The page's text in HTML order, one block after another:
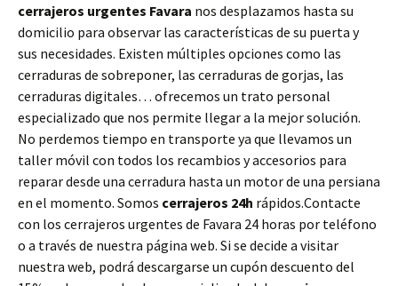
cerrajeros urgentes Favara nos desplazamos hasta su
domicilio para observar las características de su puerta y
sus necesidades. Existen múltiples opciones como las
cerraduras de sobreponer, las cerraduras de gorjas, las
cerraduras digitales… ofrecemos un trato personal
especializado que nos permite llegar a la mejor solución.
No perdemos tiempo en transporte ya que llevamos un
taller móvil con todos los recambios y accesorios para
reparar desde una cerradura hasta un motor de una persiana
en el momento. Somos cerrajeros 24h rápidos.Contacte
con los cerrajeros urgentes de Favara 24 horas por teléfono
o a través de nuestra página web. Si se decide a visitar
nuestra web, podrá descargarse un cupón descuento del